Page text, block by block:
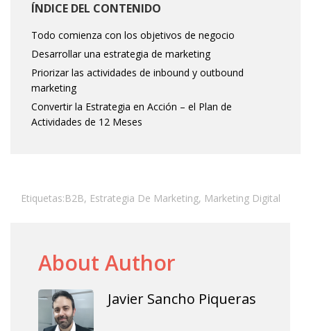
ÍNDICE DEL CONTENIDO
Todo comienza con los objetivos de negocio
Desarrollar una estrategia de marketing
Priorizar las actividades de inbound y outbound
marketing
Convertir la Estrategia en Acción – el Plan de
Actividades de 12 Meses
Etiquetas:B2B, Estrategia De Marketing, Marketing Digital
About Author
Javier Sancho Piqueras